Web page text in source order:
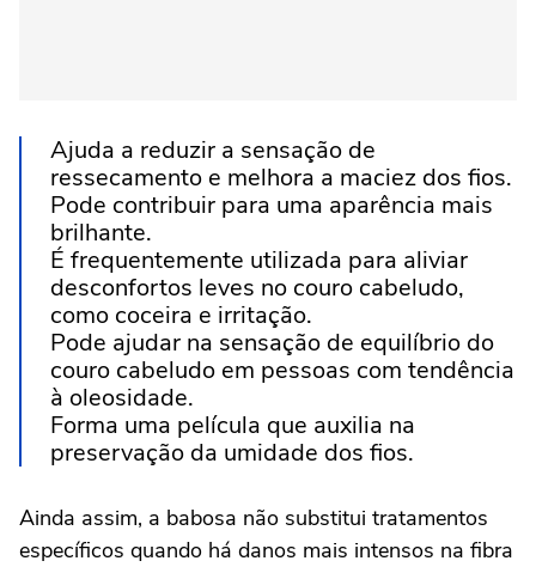
Ajuda a reduzir a sensação de
ressecamento e melhora a maciez dos fios.
Pode contribuir para uma aparência mais
brilhante.
É frequentemente utilizada para aliviar
desconfortos leves no couro cabeludo,
como coceira e irritação.
Pode ajudar na sensação de equilíbrio do
couro cabeludo em pessoas com tendência
à oleosidade.
Forma uma película que auxilia na
preservação da umidade dos fios.
Ainda assim, a babosa não substitui tratamentos
específicos quando há danos mais intensos na fibra